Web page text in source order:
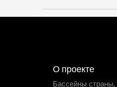
О проекте
Бассейны страны,